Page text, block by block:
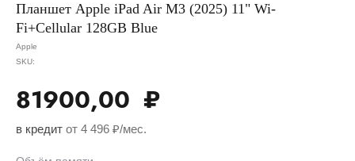
Планшет Apple iPad Air M3 (2025) 11" Wi-
Fi+Cellular 128GB Blue
Apple
SKU:
81900,00 ₽
в кредит от 4 496 ₽/мес.